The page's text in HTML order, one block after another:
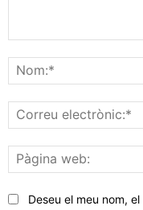
Deseu el meu nom,